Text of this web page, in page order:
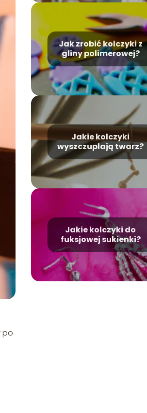
po
Jak zrobić kolczyki z
gliny polimerowej?
Jakie kolczyki
wyszczuplają twarz?
Jakie kolczyki do
fuksjowej sukienki?